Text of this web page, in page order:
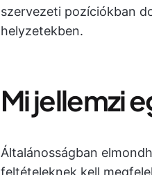
szervezeti pozíciókban
helyzetekben.
Mi jellemzi
Általánosságban
feltételeknek kell